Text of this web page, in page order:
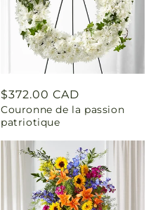
Prix
habituel
$372.00 CAD
Couronne de la passion
patriotique